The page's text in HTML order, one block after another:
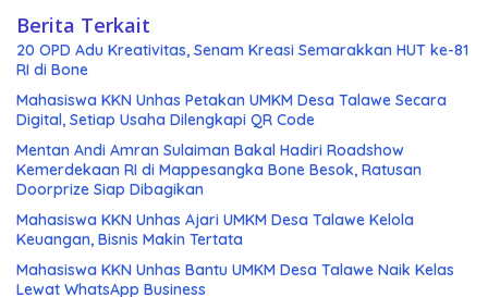
Berita Terkait
20 OPD Adu Kreativitas, Senam Kreasi Semarakkan HUT ke-81
RI di Bone
Mahasiswa KKN Unhas Petakan UMKM Desa Talawe Secara
Digital, Setiap Usaha Dilengkapi QR Code
Mentan Andi Amran Sulaiman Bakal Hadiri Roadshow
Kemerdekaan RI di Mappesangka Bone Besok, Ratusan
Doorprize Siap Dibagikan
Mahasiswa KKN Unhas Ajari UMKM Desa Talawe Kelola
Keuangan, Bisnis Makin Tertata
Mahasiswa KKN Unhas Bantu UMKM Desa Talawe Naik Kelas
Lewat WhatsApp Business